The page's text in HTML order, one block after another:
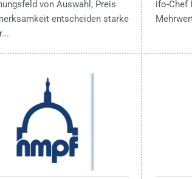
von Auswahl, Preis
entscheiden starke
ifo-Chef